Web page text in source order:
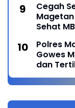
Cegah
Sehat
Polres
Gowes
dan